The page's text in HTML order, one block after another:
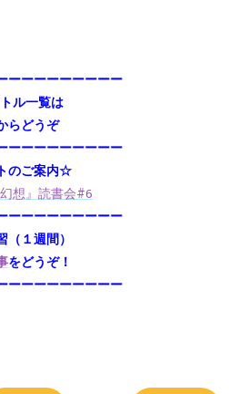
ーーーーーーーーー
ル一覧は
らどうぞ
ーーーーーーーーー
のご案内☆
想』読書会#6
ーーーーーーーーー
１週間）
をどうぞ！
ーーーーーーーーー